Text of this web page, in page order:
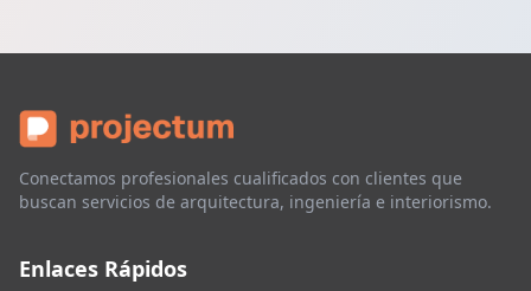
Conectamos profesionales cualificados con clientes que
buscan servicios de arquitectura, ingeniería e interiorismo.
Enlaces Rápidos